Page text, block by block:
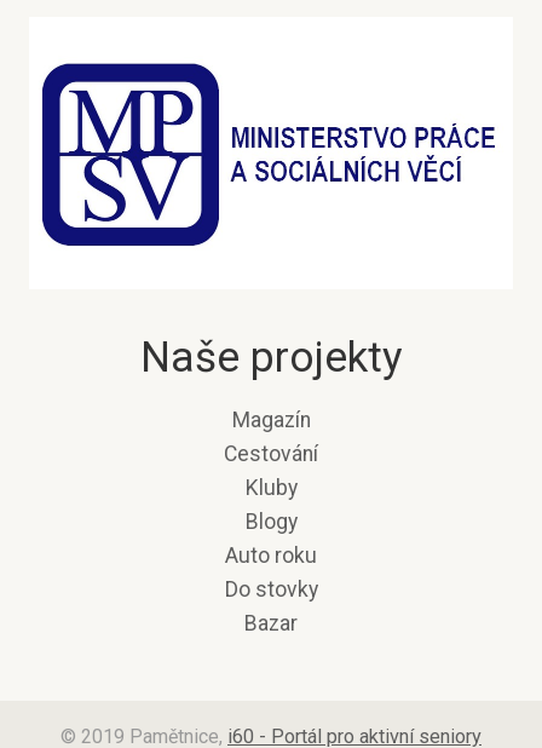
Naše projekty
Magazín
Cestování
Kluby
Blogy
Auto roku
Do stovky
Bazar
© 2019 Pamětnice, i60 - Portál pro aktivní seniory